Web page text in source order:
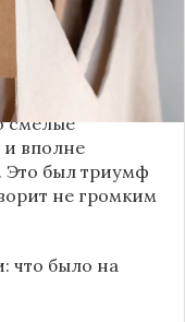
«Деловая
моды
смелые
и вполне
Это был триумф
не громким
что было на